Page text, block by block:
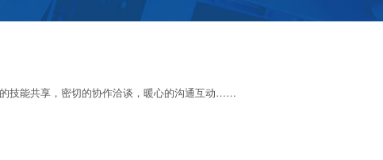
技能共享，密切的协作洽谈，暖心的沟通互动……